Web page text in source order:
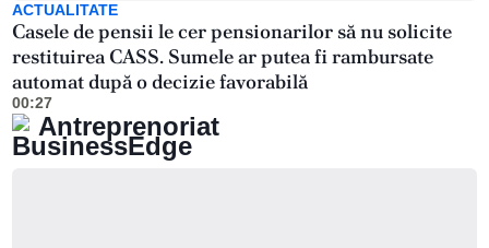
ACTUALITATE
Casele de pensii le cer pensionarilor să nu solicite
restituirea CASS. Sumele ar putea fi rambursate
automat după o decizie favorabilă
00:27
Antreprenoriat